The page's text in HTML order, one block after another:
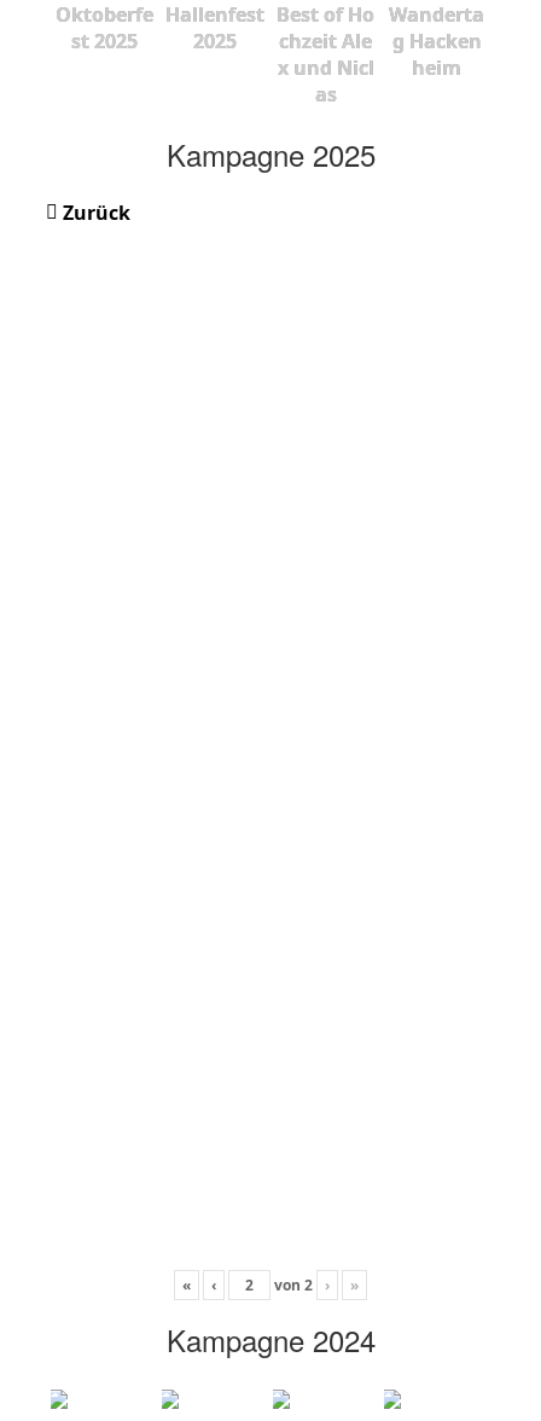
Oktoberfe
st 2025
Hallenfest
2025
Best of Ho
chzeit Ale
x und Nicl
as
Wanderta
g Hacken
heim
Kampagne 2025
Zurück
« ‹ von 2 › »
Kampagne 2024